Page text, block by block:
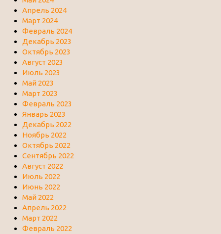
Апрель 2024
Март 2024
Февраль 2024
Декабрь 2023
Октябрь 2023
Август 2023
Июль 2023
Май 2023
Март 2023
Февраль 2023
Январь 2023
Декабрь 2022
Ноябрь 2022
Октябрь 2022
Сентябрь 2022
Август 2022
Июль 2022
Июнь 2022
Май 2022
Апрель 2022
Март 2022
Февраль 2022